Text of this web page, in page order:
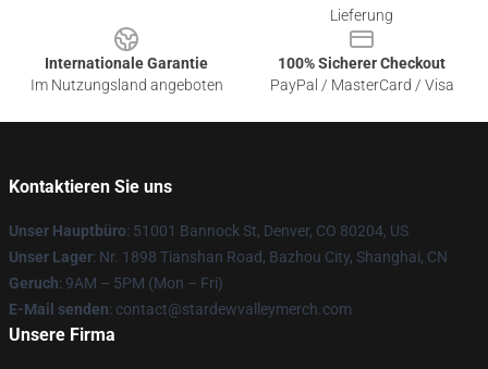
Lieferung
Internationale Garantie
Im Nutzungsland angeboten
100% Sicherer Checkout
PayPal / MasterCard / Visa
Kontaktieren Sie uns
Unser Hauptbüro: 51001 Bannock St, Denver, CO 80204, US
Unser Lager: Nr. 1898 Tianshan Road, Bazhou City, Shanghai, CN
Geruch: 9AM – 5PM (Mon – Fri)
E-Mail senden: contact@stardewvalleymerch.com
Unsere Firma